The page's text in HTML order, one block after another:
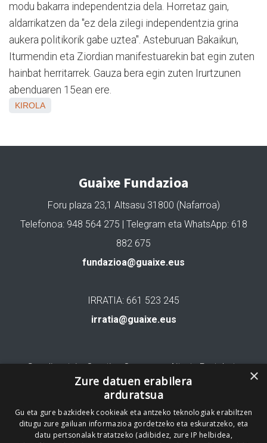
modu bakarra independentzia dela. Horretaz gain,
aldarrikatzen da "ez dela zilegi independentzia grina
aukera politikorik gabe uztea". Asteburuan Bakaikun,
Iturmendin eta Ziordian manifestuarekin bat egin zuten
hainbat herritarrek. Gauza bera egin zuten Irurtzunen
abenduaren 15ean ere.
KIROLA
Guaixe Fundazioa
Foru plaza 23,1 Altsasu 31800 (Nafarroa)
Telefonoa: 948 564 275 | Telegram eta WhatsApp: 618
882 675
fundazioa@guaixe.eus
IRRATIA: 661 523 245
irratia@guaixe.eus
Gure lizentzia: Creative Commons Aitortu Partekatu
Codesyntaxek garatua
×
Zure datuen erabilera
arduratsua
Gu eta gure bazkideek cookieak eta antzeko teknologiak erabiltzen
ditugu zure gailuan informazioa gordetzeko eta eskuratzeko, eta
datu pertsonalak tratatzeko (adibidez, zure IP helbidea,